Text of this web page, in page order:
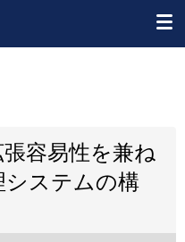
容易性を兼ね
システムの構